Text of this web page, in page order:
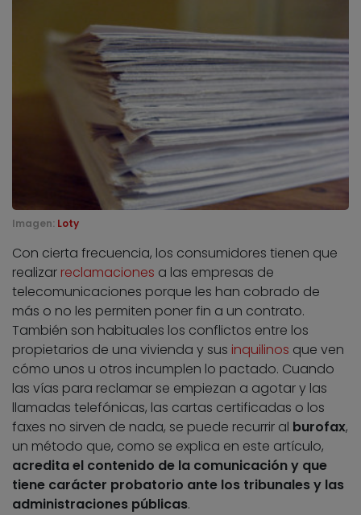
Imagen: Loty
Con cierta frecuencia, los consumidores tienen que
realizar reclamaciones a las empresas de
telecomunicaciones porque les han cobrado de
más o no les permiten poner fin a un contrato.
También son habituales los conflictos entre los
propietarios de una vivienda y sus inquilinos que ven
cómo unos u otros incumplen lo pactado. Cuando
las vías para reclamar se empiezan a agotar y las
llamadas telefónicas, las cartas certificadas o los
faxes no sirven de nada, se puede recurrir al burofax,
un método que, como se explica en este artículo,
acredita el contenido de la comunicación y que
tiene carácter probatorio ante los tribunales y las
administraciones públicas.